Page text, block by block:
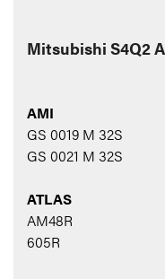
Mitsubishi S4Q2
AMI
GS 0019 M 32S
GS 0021 M 32S
ATLAS
AM48R
605R